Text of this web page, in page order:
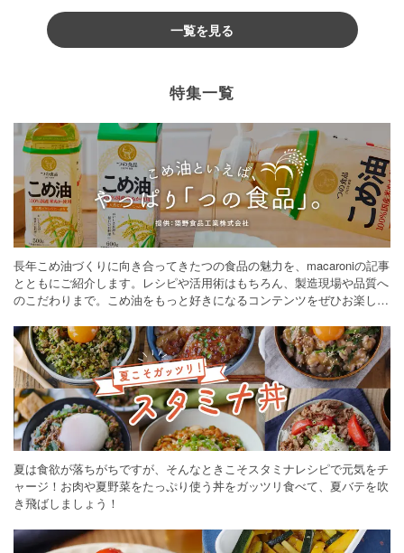
一覧を見る
特集一覧
長年こめ油づくりに向き合ってきたつの食品の魅力を、macaroniの記事
とともにご紹介します。レシピや活用術はもちろん、製造現場や品質へ
のこだわりまで。こめ油をもっと好きになるコンテンツをぜひお楽しみ
夏は食欲が落ちがちですが、そんなときこそスタミナレシピで元気をチ
ャージ！お肉や夏野菜をたっぷり使う丼をガッツリ食べて、夏バテを吹
き飛ばしましょう！